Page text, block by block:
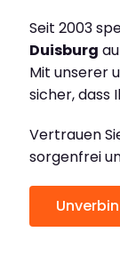
Seit 2003
Duisburg
Mit unserer
sicher, dass
Vertrauen
sorgenfrei